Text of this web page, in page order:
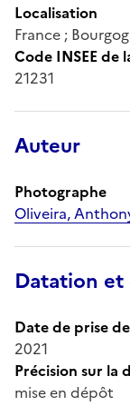
Localisation
France ;
Code INSEE de
21231
Auteur
Photographe
Oliveira,
Datation et
Date de prise
2021
Précision sur la
mise en dépôt